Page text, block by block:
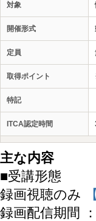
対象
開催形式
定員
取得ポイント
特記
ITCA認定時間
主な内容
■受講形態
録画視聴のみ
録画配信期間